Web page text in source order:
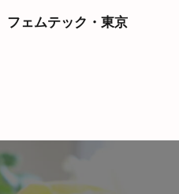
フェムテック・東京